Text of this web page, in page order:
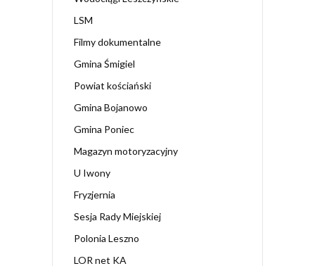
LSM
Filmy dokumentalne
Gmina Śmigiel
Powiat kościański
Gmina Bojanowo
Gmina Poniec
Magazyn motoryzacyjny
U Iwony
Fryzjernia
Sesja Rady Miejskiej
Polonia Leszno
LOR net KA